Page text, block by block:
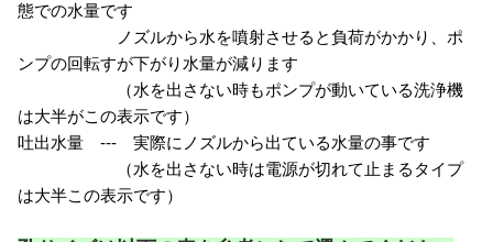
態での水量です
ノズルから水を噴射させると負荷がかかり、ポ
ンプの回転すが下がり水量が減ります
（水を出さない時もポンプが動いている洗浄機
は大半がこの表示です）
吐出水量 --- 実際にノズルから出ている水量の事です
（水を出さない時は電源が切れて止まるタイプ
は大半この表示です）